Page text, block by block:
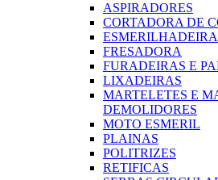
ASPIRADORES
CORTADORA DE
FRESADORA
FURADEIRAS E
LIXADEIRAS
MARTELETES E
DEMOLIDORES
MOTO ESMERIL
PLAINAS
POLITRIZES
RETIFICAS